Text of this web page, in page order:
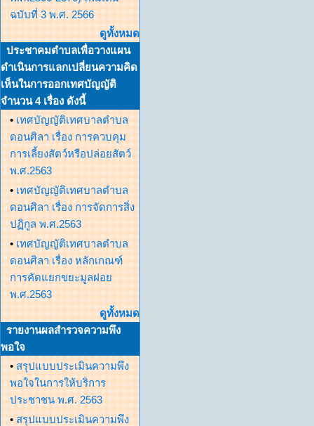
ฉบับที่ 3 พ.ศ. 2566
ดูทั้งหมด
ประชาคมตำบลเพื่อวางแผน
ดำเนินการแลกเปลี่ยนความคิด
เห็นในการออกเทศบัญญัติ
จำนวน 4 เรื่อง ดังนี้
• เทศบัญญัติเทศบาลตำบล
ดอนศิลา เรื่อง การควบคุม
การเลี้ยงสัตว์หรือปล่อยสัตว์
พ.ศ.2563
• เทศบัญญัติเทศบาลตำบล
ดอนศิลา เรื่อง การจัดการสิ่ง
ปฏิกูล พ.ศ.2563
• เทศบัญญัติเทศบาลตำบล
ดอนศิลา เรื่อง หลักเกณฑ์
การคัดแยกขยะมูลฝอย
พ.ศ.2563
ดูทั้งหมด
รายงานผลสำรวจความพึง
พอใจ
• สรุปแบบประเมินความพึง
พอใจในการให้บริการ
ประชาชน พ.ศ. 2563
• สรุปแบบประเมินความพึง